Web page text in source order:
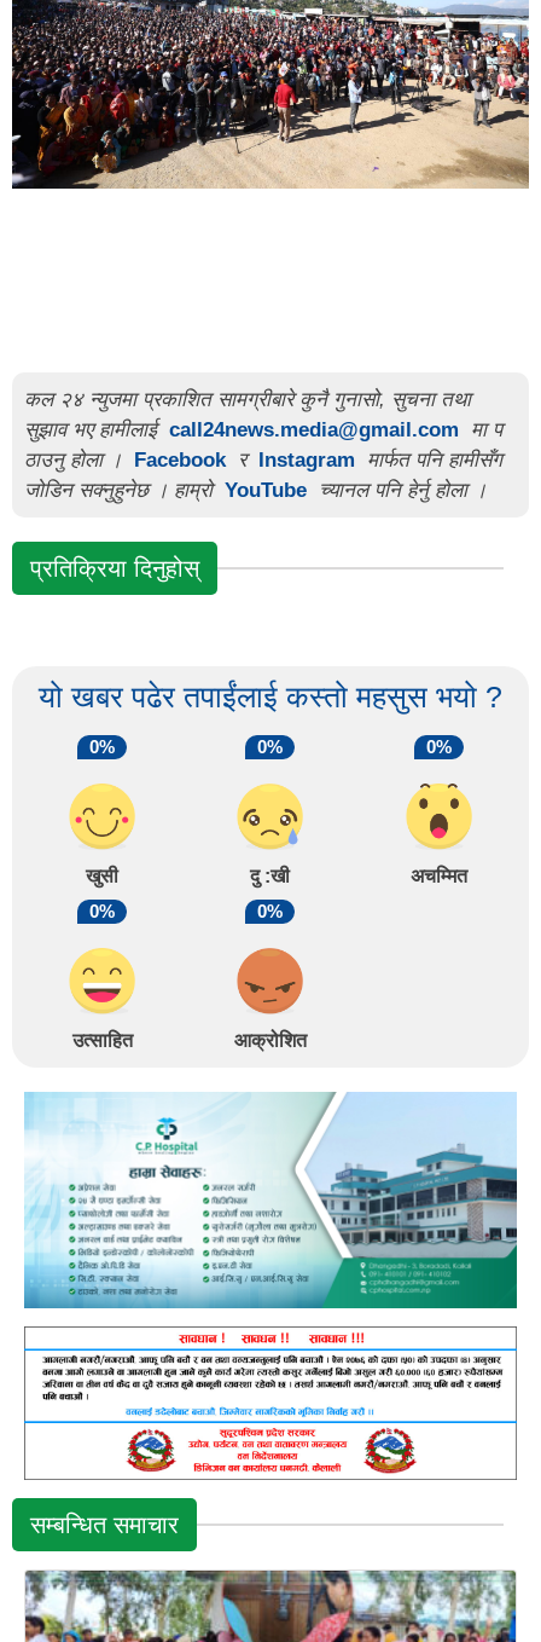
कल २४ न्युजमा प्रकाशित सामग्रीबारे कुनै गुनासो, सुचना तथा
सुझाव भए हामीलाई call24news.media@gmail.com
मा प
ठाउनु होला ।
Facebook र Instagram
मार्फत पनि हामीसँग
जोडिन सक्नुहुनेछ । हाम्रो YouTube च्यानल पनि हेर्नु होला ।
प्रतिक्रिया दिनुहोस्
यो खबर पढेर तपाईंलाई कस्तो महसुस भयो ?
0%
खुसी
0%
दु :खी
0%
अचम्मित
0%
उत्साहित
0%
आक्रोशित
सम्बन्धित समाचार